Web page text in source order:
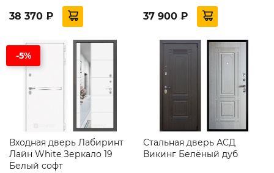
38 370 ₽ 37 900 ₽
-5%
Входная дверь Лабиринт
Лайн White Зеркало 19
Белый софт
Стальная дверь АСД
Викинг Белёный дуб